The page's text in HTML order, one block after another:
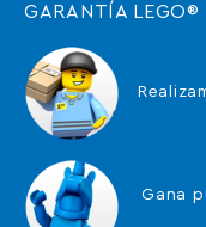
GARANTÍA LEGO®
Gana